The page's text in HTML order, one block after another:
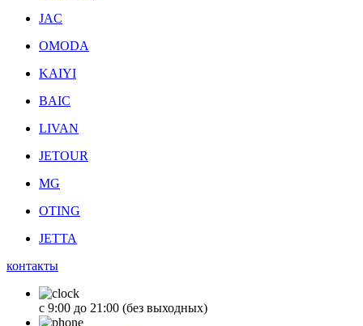
JAC
OMODA
KAIYI
BAIC
LIVAN
JETOUR
MG
OTING
JETTA
контакты
с 9:00 до 21:00 (без выходных)